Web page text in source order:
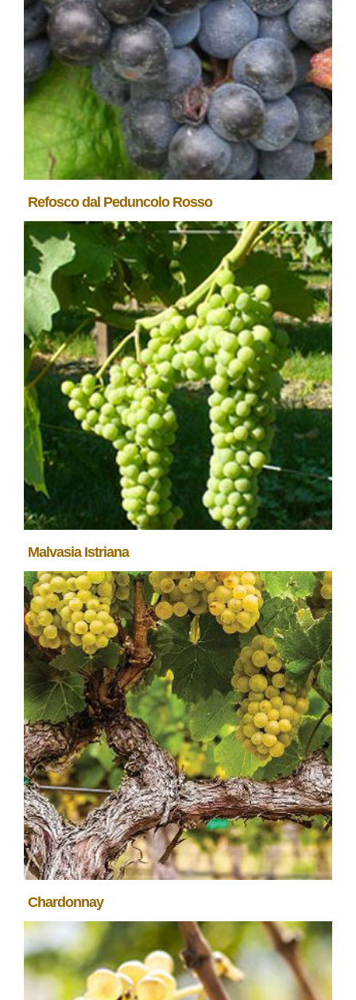
Refosco dal Peduncolo Rosso
Malvasia Istriana
Chardonnay